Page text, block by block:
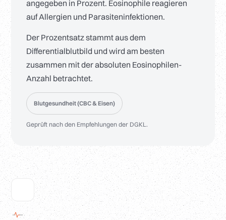
angegeben in Prozent. Eosinophile reagieren
auf Allergien und Parasiteninfektionen.
Der Prozentsatz stammt aus dem
Differentialblutbild und wird am besten
zusammen mit der absoluten Eosinophilen-
Anzahl betrachtet.
Blutgesundheit (CBC & Eisen)
Geprüft nach den Empfehlungen der DGKL.